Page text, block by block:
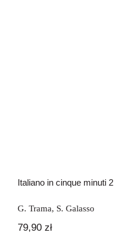
Italiano in cinque minuti 2
G. Trama, S. Galasso
79,90 zł